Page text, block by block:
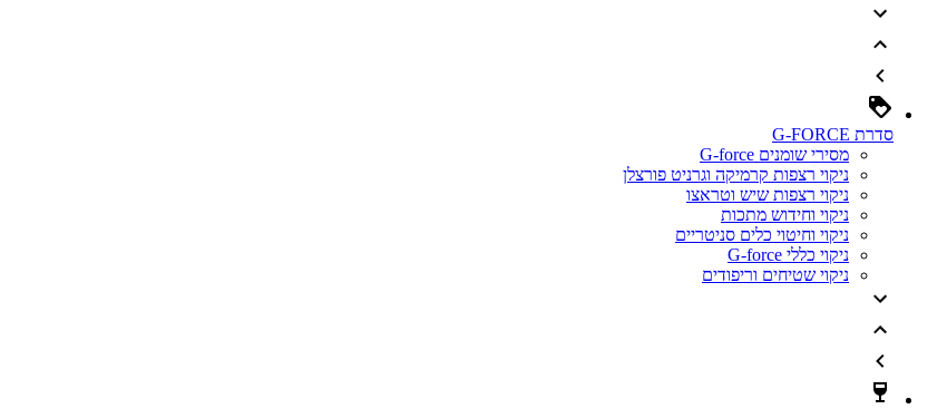
סדרת G-FORCE
מסירי שומנים G-force
ניקוי רצפות קרמיקה וגרניט פורצלן
ניקוי רצפות שיש וטראצו
ניקוי וחידוש מתכות
ניקוי וחיטוי כלים סניטריים
ניקוי כללי G-force
ניקוי שטיחים וריפודים